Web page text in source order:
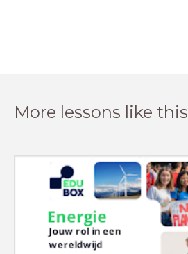
More lessons like this